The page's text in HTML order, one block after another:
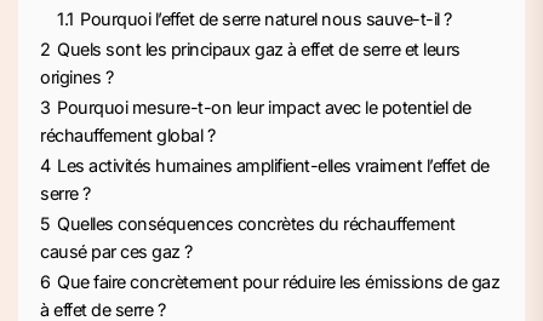
1.1 Pourquoi l’effet de serre naturel nous sauve-t-il ?
2 Quels sont les principaux gaz à effet de serre et leurs
origines ?
3 Pourquoi mesure-t-on leur impact avec le potentiel de
réchauffement global ?
4 Les activités humaines amplifient-elles vraiment l’effet de
serre ?
5 Quelles conséquences concrètes du réchauffement
causé par ces gaz ?
6 Que faire concrètement pour réduire les émissions de gaz
à effet de serre ?